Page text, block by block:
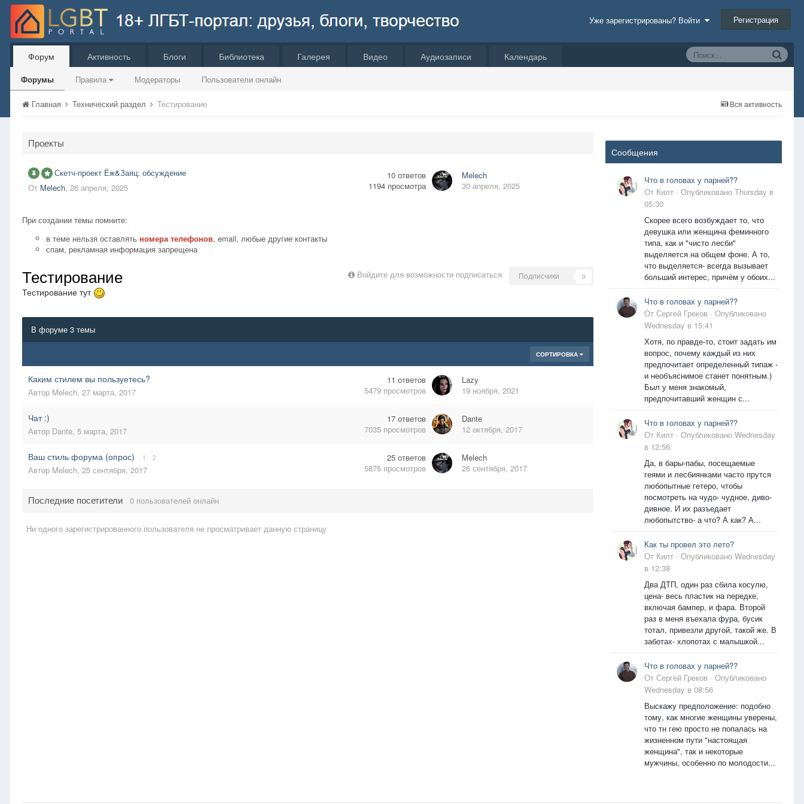
Уже зарегистрированы? Войти Регистрация
Форум
Форумы Правила Модераторы Пользователи онлайн
Активность Блоги Библиотека Галерея Видео Аудиозаписи Календарь
Вся активность
Главная Технический раздел Тестирование
Проекты
Скетч-проект Ёж&Заяц: обсуждение
От Melech, 26 апреля, 2025
10 ответов
1194 просмотра
Melech
30 апреля, 2025
При создании темы помните:
в теме нельзя оставлять номера телефонов, email, любые другие контакты
спам, рекламная информация запрещена
Тестирование Войдите для возможности подписаться Подписчики 0
Тестирование тут
В форуме 3 темы
СОРТИРОВКА
Каким стилем вы пользуетесь?
Автор Melech, 27 марта, 2017
11 ответов
5479 просмотров
Lazy
19 ноября, 2021
Чат :)
Автор Dante, 5 марта, 2017
17 ответов
7035 просмотров
Dante
12 октября, 2017
Ваш стиль форума (опрос) 1 2
Автор Melech, 25 сентября, 2017
25 ответов
5875 просмотров
Melech
26 сентября, 2017
Последние посетители 0 пользователей онлайн
Ни одного зарегистрированного пользователя не просматривает данную страницу
Сообщения
Что в головах у парней??
От Килт · Опубликовано Thursday в
05:30
Скорее всего возбуждает то, что
девушка или женщина феминного
типа, как и "чисто лесби"
выделяется на общем фоне. А то,
что выделяется- всегда вызывает
больший интерес, причём у обоих...
Что в головах у парней??
От Сергей Греков · Опубликовано
Wednesday в 15:41
Хотя, по правде-то, стоит задать им
вопрос, почему каждый из них
предпочитает определенный типаж -
и необъяснимое станет понятным.)
Был у меня знакомый,
предпочитавший женщин с...
Что в головах у парней??
От Килт · Опубликовано Wednesday
в 12:56
Да, в бары-пабы, посещаемые
геями и лесбиянками часто прутся
любопытные гетеро, чтобы
посмотреть на чудо- чудное, диво-
дивное. И их разъедает
любопытство- а что? А как? А...
Как ты провел это лето?
От Килт · Опубликовано Wednesday
в 12:38
Два ДТП, один раз сбила косулю,
цена- весь пластик на передке,
включая бампер, и фара. Второй
раз в меня въехала фура, бусик
тотал, привезли другой, такой же. В
заботах- хлопотах с малышкой...
Что в головах у парней??
От Сергей Греков · Опубликовано
Wednesday в 08:56
Выскажу предположение: подобно
тому, как многие женщины уверены,
что тн гею просто не попалась на
жизненном пути "настоящая
женщина", так и некоторые
мужчины, особенно по молодости...